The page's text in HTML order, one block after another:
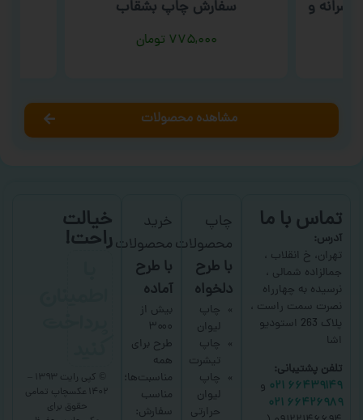
و سفارش چاپ بشقاب
۷۷۵,۰۰۰ تومان
مشاهده محصولات
تماس با ما
آدرس:
تهران، خ انقلاب ،
جمالزاده شمالی ،
نرسیده به چهارراه
نصرت سمت راست ،
پلاک 263 استودیو
اشا
تلفن پشتیبانی:
۶۶۴۳۹۱۴۹ ۰۲۱
و
۶۶۴۲۶۹۸۹ ۰۲۱
چاپ
محصولات
با طرح
دلخواه
چاپ
لیوان
چاپ
تیشرت
چاپ
لیوان
حرارتی
خرید
محصولات
با طرح
آماده
بیش از
۳۰۰۰
طرح برای
همه
مناسبت‌ها؛
مناسب
سفارش:
خیالت
راحت!
۱۴۰۲ عکسچاپ
تمامی
حقوق برای